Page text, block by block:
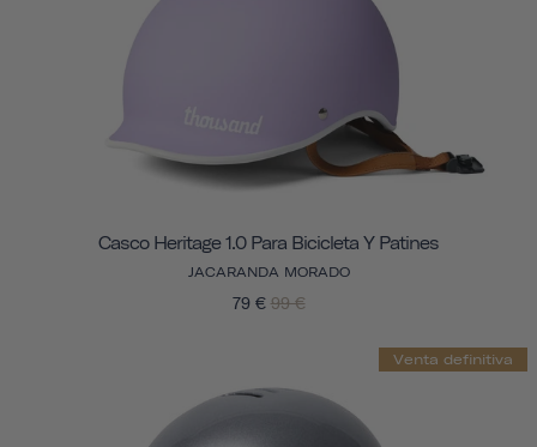
Casco Heritage 1.0 Para Bicicleta Y Patines
JACARANDA MORADO
79 € 99 €
Venta definitiva